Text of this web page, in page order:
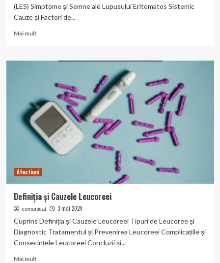
(LES) Simptome și Semne ale Lupusului Eritematos Sistemic
Cauze și Factori de...
Mai multRead
Lupusul
Cauze,
Simptome
și
Tratament.
Afectiuni
Definiția și Cauzele Leucoreei
comunicat 3 mai 2024
Cuprins Definiția și Cauzele Leucoreei Tipuri de Leucoree și
Diagnostic Tratamentul și Prevenirea Leucoreei Complicațiile și
Consecințele Leucoreei Concluzii și...
Mai multRead